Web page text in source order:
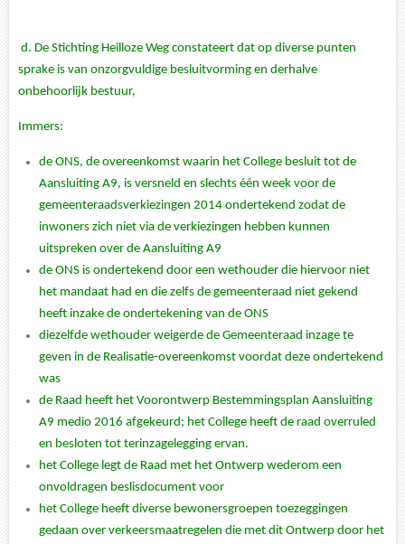
d. De Stichting Heilloze Weg constateert dat op diverse punten
sprake is van onzorgvuldige besluitvorming en derhalve
onbehoorlijk bestuur,
Immers:
de ONS, de overeenkomst waarin het College besluit tot de
Aansluiting A9, is versneld en slechts één week voor de
gemeenteraadsverkiezingen 2014 ondertekend zodat de
inwoners zich niet via de verkiezingen hebben kunnen
uitspreken over de Aansluiting A9
de ONS is ondertekend door een wethouder die hiervoor niet
het mandaat had en die zelfs de gemeenteraad niet gekend
heeft inzake de ondertekening van de ONS
diezelfde wethouder weigerde de Gemeenteraad inzage te
geven in de Realisatie-overeenkomst voordat deze ondertekend
was
de Raad heeft het Voorontwerp Bestemmingsplan Aansluiting
A9 medio 2016 afgekeurd; het College heeft de raad overruled
en besloten tot terinzagelegging ervan.
het College legt de Raad met het Ontwerp wederom een
onvoldragen beslisdocument voor
het College heeft diverse bewonersgroepen toezeggingen
gedaan over verkeersmaatregelen die met dit Ontwerp door het